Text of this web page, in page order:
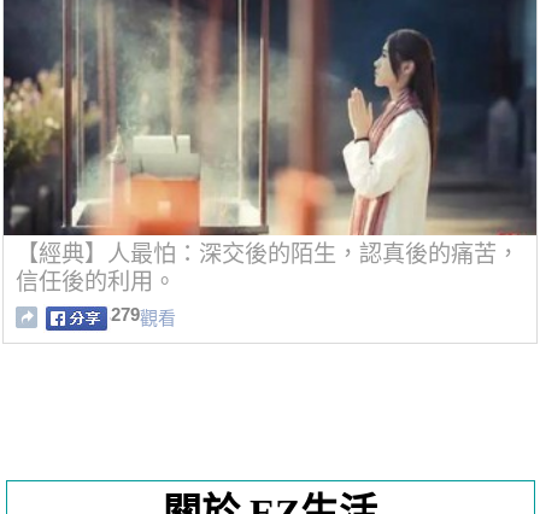
【經典】人最怕：深交後的陌生，認真後的痛苦，
信任後的利用。
279觀看